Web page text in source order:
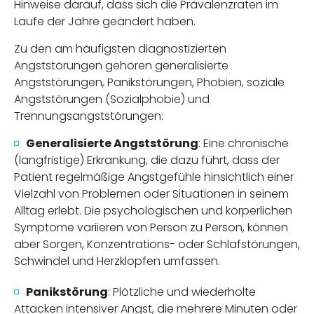
Hinweise darauf, dass sich die Prävalenzraten im
Laufe der Jahre geändert haben.
Zu den am häufigsten diagnostizierten
Angststörungen gehören generalisierte
Angststörungen, Panikstörungen, Phobien, soziale
Angststörungen (Sozialphobie) und
Trennungsangststörungen:
Generalisierte Angststörung: Eine chronische
(langfristige) Erkrankung, die dazu führt, dass der
Patient regelmäßige Angstgefühle hinsichtlich einer
Vielzahl von Problemen oder Situationen in seinem
Alltag erlebt. Die psychologischen und körperlichen
Symptome variieren von Person zu Person, können
aber Sorgen, Konzentrations- oder Schlafstörungen,
Schwindel und Herzklopfen umfassen.
Panikstörung: Plötzliche und wiederholte
Attacken intensiver Angst, die mehrere Minuten oder